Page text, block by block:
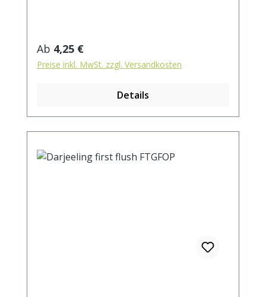
Regulärer Preis:
Ab 4,25 €
Preise inkl. MwSt. zzgl. Versandkosten
Details